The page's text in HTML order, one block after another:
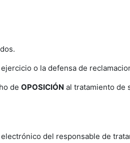
o la defensa de
de OPOSICIÓN al tratamiento de
del responsable de